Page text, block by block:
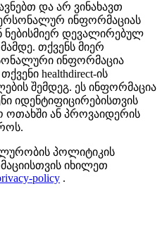
ვნებთ და არ ვინახავთ
რსონალურ ინფორმაციას
ნებისმიერ დევალირებულ
მამდე. თქვენს მიერ
ონალური ინფორმაცია
თქვენი healthdirect-ის
ების შემდეგ. ეს ინფორმაცია
ნი იდენტიფიცირებისთვის
ოთახში ან პროვაიდერის
ოს.
ურობის პოლიტიკის
მაციისთვის იხილეთ
-policy .